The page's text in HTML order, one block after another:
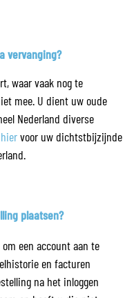
vervanging?
waar vaak nog te
mee. U dient uw oude
Nederland diverse
voor uw dichtstbijzijnde
plaatsen?
een account aan te
en facturen
na het inloggen